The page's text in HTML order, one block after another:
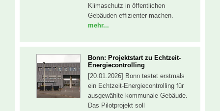
Klimaschutz in öffentlichen
Gebäuden effizienter machen.
mehr...
Bonn: Projektstart zu Echtzeit-
Energiecontrolling
[20.01.2026] Bonn testet erstmals
ein Echtzeit-Energiecontrolling für
ausgewählte kommunale Gebäude.
Das Pilotprojekt soll